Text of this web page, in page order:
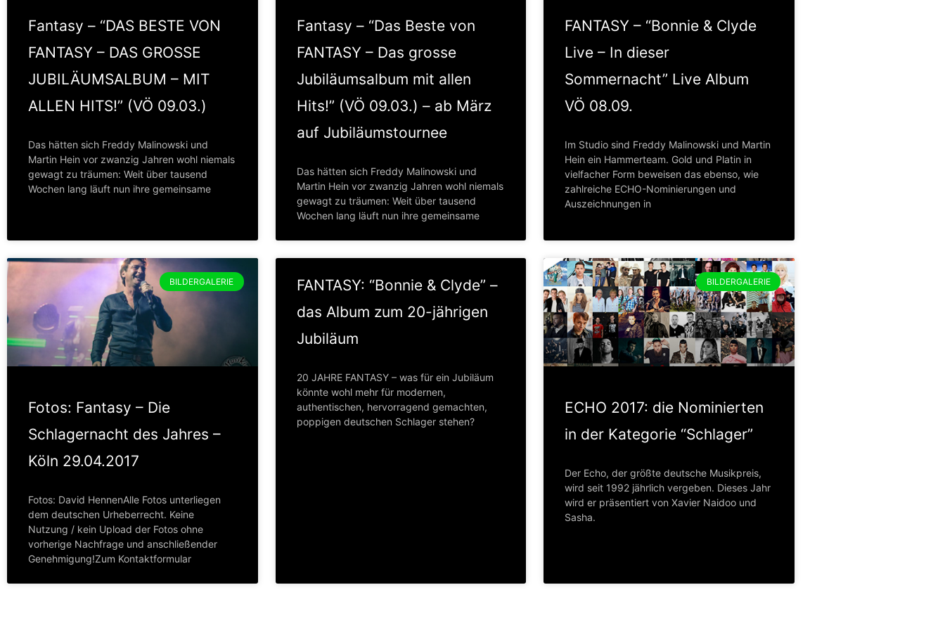
Fantasy – “DAS BESTE VON
FANTASY – DAS GROSSE
JUBILÄUMSALBUM – MIT
ALLEN HITS!” (VÖ 09.03.)
Das hätten sich Freddy Malinowski und
Martin Hein vor zwanzig Jahren wohl niemals
gewagt zu träumen: Weit über tausend
Wochen lang läuft nun ihre gemeinsame
Fantasy – “Das Beste von
FANTASY – Das grosse
Jubiläumsalbum mit allen
Hits!” (VÖ 09.03.) – ab März
auf Jubiläumstournee
Das hätten sich Freddy Malinowski und
Martin Hein vor zwanzig Jahren wohl niemals
gewagt zu träumen: Weit über tausend
Wochen lang läuft nun ihre gemeinsame
FANTASY – “Bonnie & Clyde
Live – In dieser
Sommernacht” Live Album
VÖ 08.09.
Im Studio sind Freddy Malinowski und Martin
Hein ein Hammerteam. Gold und Platin in
vielfacher Form beweisen das ebenso, wie
zahlreiche ECHO-Nominierungen und
Auszeichnungen in
BILDERGALERIE
Fotos: Fantasy – Die
Schlagernacht des Jahres –
Köln 29.04.2017
Fotos: David HennenAlle Fotos unterliegen
dem deutschen Urheberrecht. Keine
Nutzung / kein Upload der Fotos ohne
vorherige Nachfrage und anschließender
Genehmigung!Zum Kontaktformular
FANTASY: “Bonnie & Clyde” –
das Album zum 20-jährigen
Jubiläum
20 JAHRE FANTASY – was für ein Jubiläum
könnte wohl mehr für modernen,
authentischen, hervorragend gemachten,
poppigen deutschen Schlager stehen?
BILDERGALERIE
ECHO 2017: die Nominierten
in der Kategorie “Schlager”
Der Echo, der größte deutsche Musikpreis,
wird seit 1992 jährlich vergeben. Dieses Jahr
wird er präsentiert von Xavier Naidoo und
Sasha.